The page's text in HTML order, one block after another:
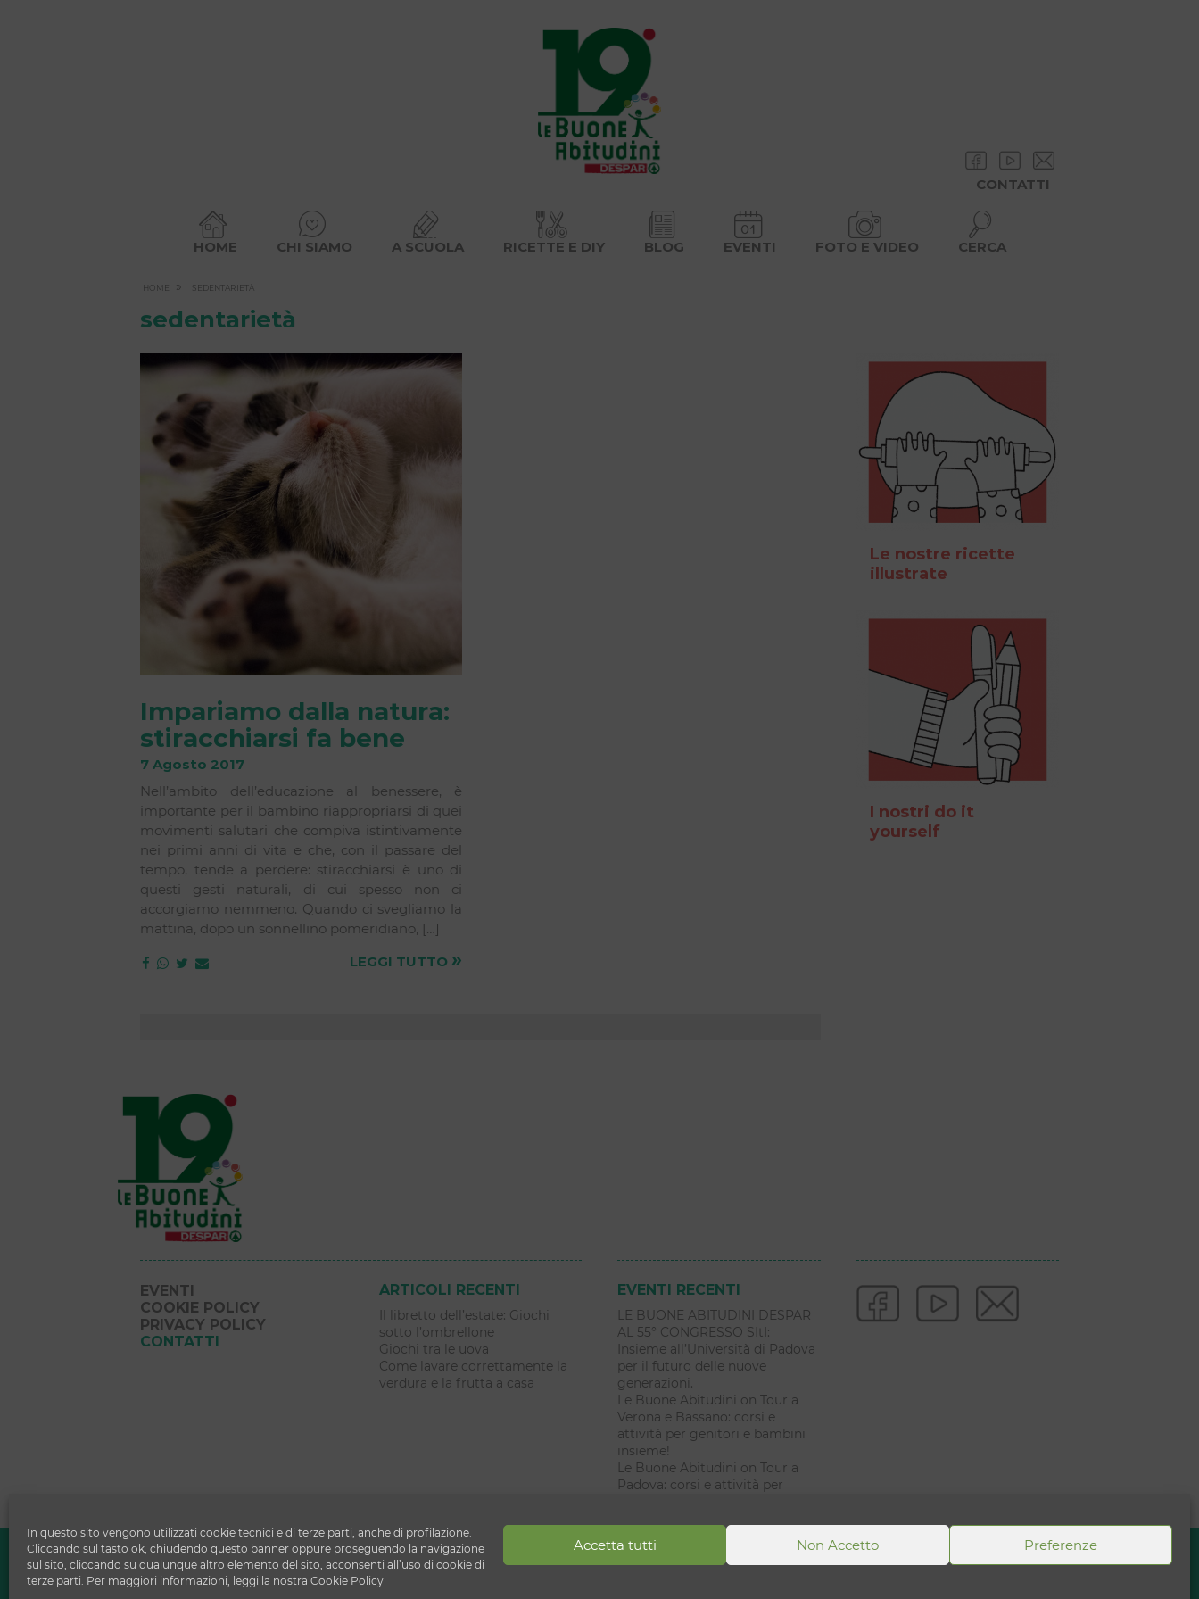
In questo sito vengono utilizzati cookie tecnici e di terze parti, anche di profilazione.
Cliccando sul tasto ok, chiudendo questo banner oppure proseguendo la navigazione
sul sito, cliccando su qualunque altro elemento del sito, acconsenti all’uso di cookie di
terze parti. Per maggiori informazioni, leggi la nostra Cookie Policy
Accetta tutti Non Accetto Preferenze
CONTATTI
HOME CHI SIAMO A SCUOLA RICETTE E DIY BLOG EVENTI FOTO E VIDEO CERCA
HOME » SEDENTARIETÀ
sedentarietà
Impariamo dalla natura:
stiracchiarsi fa bene
7 Agosto 2017
Nell’ambito dell’educazione al benessere, è
importante per il bambino riappropriarsi di quei
movimenti salutari che compiva istintivamente
nei primi anni di vita e che, con il passare del
tempo, tende a perdere: stiracchiarsi è uno di
questi gesti naturali, di cui spesso non ci
accorgiamo nemmeno. Quando ci svegliamo la
mattina, dopo un sonnellino pomeridiano, […]
LEGGI TUTTO »
Le nostre ricette
illustrate
I nostri do it
yourself
EVENTI
COOKIE POLICY
PRIVACY POLICY
CONTATTI
ARTICOLI RECENTI
Il libretto dell’estate: Giochi
sotto l’ombrellone
Giochi tra le uova
Come lavare correttamente la
verdura e la frutta a casa
EVENTI RECENTI
LE BUONE ABITUDINI DESPAR
AL 55° CONGRESSO SItI:
Insieme all’Università di Padova
per il futuro delle nuove
generazioni.
Le Buone Abitudini on Tour a
Verona e Bassano: corsi e
attività per genitori e bambini
insieme!
Le Buone Abitudini on Tour a
Padova: corsi e attività per
Copyright © 2026 Le Buone Abitudini
DESPAR ITALIA S.c. a r.l.